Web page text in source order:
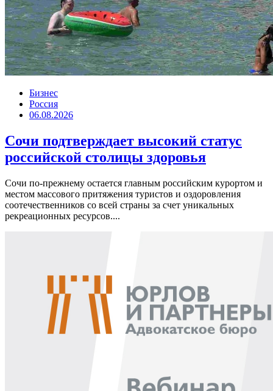
Бизнес
Россия
06.08.2026
Сочи подтверждает высокий статус
российской столицы здоровья
Сочи по-прежнему остается главным российским курортом и
местом массового притяжения туристов и оздоровления
соотечественников со всей страны за счет уникальных
рекреационных ресурсов....